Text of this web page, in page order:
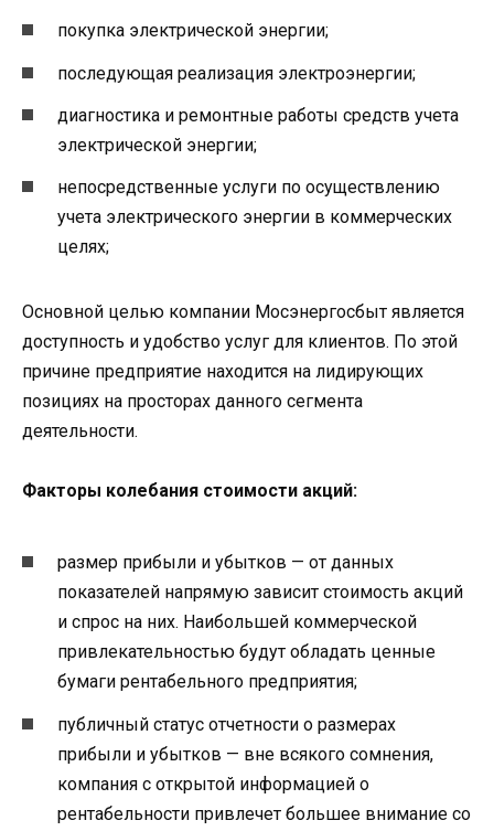
покупка электрической энергии;
последующая реализация электроэнергии;
диагностика и ремонтные работы средств учета
электрической энергии;
непосредственные услуги по осуществлению
учета электрического энергии в коммерческих
целях;
Основной целью компании Мосэнергосбыт является
доступность и удобство услуг для клиентов. По этой
причине предприятие находится на лидирующих
позициях на просторах данного сегмента
деятельности.
Факторы колебания стоимости акций:
размер прибыли и убытков — от данных
показателей напрямую зависит стоимость акций
и спрос на них. Наибольшей коммерческой
привлекательностью будут обладать ценные
бумаги рентабельного предприятия;
публичный статус отчетности о размерах
прибыли и убытков — вне всякого сомнения,
компания с открытой информацией о
рентабельности привлечет большее внимание со